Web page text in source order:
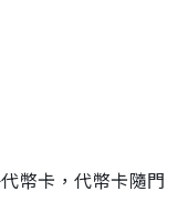
幣卡，代幣卡隨門